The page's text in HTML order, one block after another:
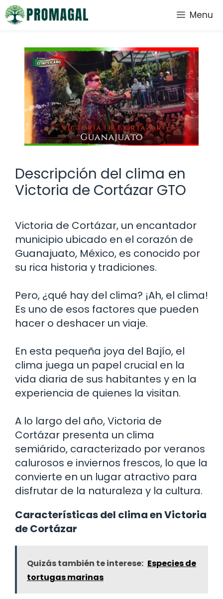
Saltar
al
Menu
Descripción del clima en
Victoria de Cortázar GTO
Victoria de Cortázar, un encantador
municipio ubicado en el corazón de
Guanajuato, México, es conocido por
su rica historia y tradiciones.
Pero, ¿qué hay del clima? ¡Ah, el clima!
Es uno de esos factores que pueden
hacer o deshacer un viaje.
En esta pequeña joya del Bajío, el
clima juega un papel crucial en la
vida diaria de sus habitantes y en la
experiencia de quienes la visitan.
A lo largo del año, Victoria de
Cortázar presenta un clima
semiárido, caracterizado por veranos
calurosos e inviernos frescos, lo que la
convierte en un lugar atractivo para
disfrutar de la naturaleza y la cultura.
Características del clima en Victoria
de Cortázar
Quizás también te interese: Especies de
tortugas marinas